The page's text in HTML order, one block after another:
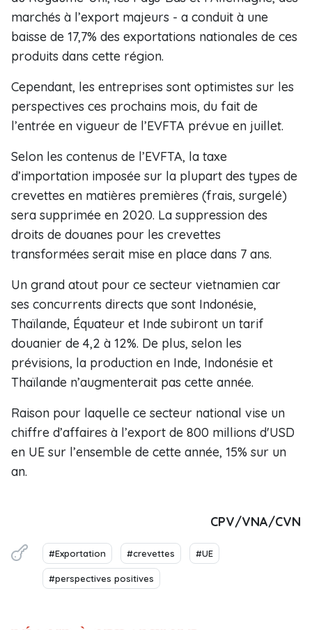
marchés à l’export majeurs - a conduit à une
baisse de 17,7% des exportations nationales de ces
produits dans cette région.
Cependant, les entreprises sont optimistes sur les
perspectives ces prochains mois, du fait de
l’entrée en vigueur de l’EVFTA prévue en juillet.
Selon les contenus de l’EVFTA, la taxe
d’importation imposée sur la plupart des types de
crevettes en matières premières (frais, surgelé)
sera supprimée en 2020. La suppression des
droits de douanes pour les crevettes
transformées serait mise en place dans 7 ans.
Un grand atout pour ce secteur vietnamien car
ses concurrents directs que sont Indonésie,
Thaïlande, Équateur et Inde subiront un tarif
douanier de 4,2 à 12%. De plus, selon les
prévisions, la production en Inde, Indonésie et
Thaïlande n’augmenterait pas cette année.
Raison pour laquelle ce secteur national vise un
chiffre d’affaires à l’export de 800 millions d'USD
en UE sur l’ensemble de cette année, 15% sur un
an.
CPV/VNA/CVN
#Exportation #crevettes #UE
#perspectives positives